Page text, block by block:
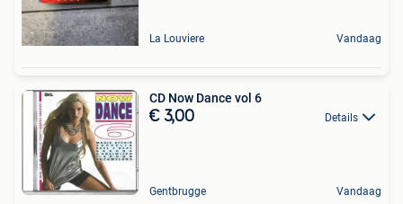
La Louviere Vandaag
CD Now Dance vol 6
€ 3,00 Details
Gentbrugge Vandaag